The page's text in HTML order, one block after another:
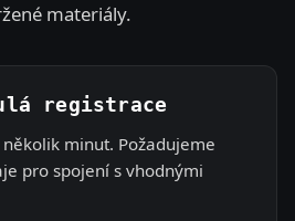
materiály.
registrace
minut. Požadujeme
pro spojení s vhodnými